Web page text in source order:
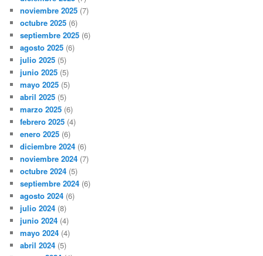
noviembre 2025 (7)
octubre 2025 (6)
septiembre 2025 (6)
agosto 2025 (6)
julio 2025 (5)
junio 2025 (5)
mayo 2025 (5)
abril 2025 (5)
marzo 2025 (6)
febrero 2025 (4)
enero 2025 (6)
diciembre 2024 (6)
noviembre 2024 (7)
octubre 2024 (5)
septiembre 2024 (6)
agosto 2024 (6)
julio 2024 (8)
junio 2024 (4)
mayo 2024 (4)
abril 2024 (5)